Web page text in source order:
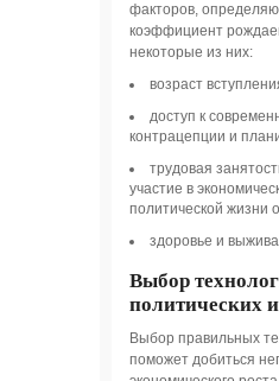
факторов,
коэффициент
некоторые из них:
возраст
доступ к
контрацепции и
трудовая
участие в
политической жизни
здоровье и
Выбор
политических
Выбор правильных
поможет добиться